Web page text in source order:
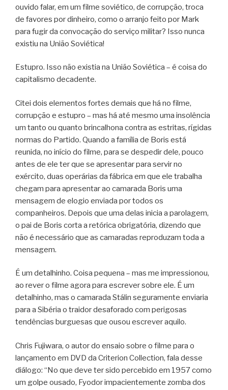
ouvido falar, em um filme soviético, de corrupção, troca
de favores por dinheiro, como o arranjo feito por Mark
para fugir da convocação do serviço militar? Isso nunca
existiu na União Soviética!
Estupro. Isso não existia na União Soviética – é coisa do
capitalismo decadente.
Citei dois elementos fortes demais que há no filme,
corrupção e estupro – mas há até mesmo uma insolência
um tanto ou quanto brincalhona contra as estritas, rígidas
normas do Partido. Quando a família de Boris está
reunida, no início do filme, para se despedir dele, pouco
antes de ele ter que se apresentar para servir no
exército, duas operárias da fábrica em que ele trabalha
chegam para apresentar ao camarada Boris uma
mensagem de elogio enviada por todos os
companheiros. Depois que uma delas inicia a parolagem,
o pai de Boris corta a retórica obrigatória, dizendo que
não é necessário que as camaradas reproduzam toda a
mensagem.
É um detalhinho. Coisa pequena – mas me impressionou,
ao rever o filme agora para escrever sobre ele. É um
detalhinho, mas o camarada Stálin seguramente enviaria
para a Sibéria o traidor desaforado com perigosas
tendências burguesas que ousou escrever aquilo.
Chris Fujiwara, o autor do ensaio sobre o filme para o
lançamento em DVD da Criterion Collection, fala desse
diálogo: “No que deve ter sido percebido em 1957 como
um golpe ousado, Fyodor impacientemente zomba dos